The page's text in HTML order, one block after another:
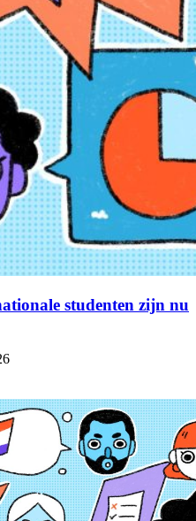
studenten zijn nu